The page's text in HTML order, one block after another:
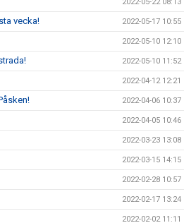
vecka! 2022-05-17 10:55
2022-05-10 12:10
2022-05-10 11:52
2022-04-12 12:21
2022-04-06 10:37
2022-04-05 10:46
2022-03-23 13:08
2022-03-15 14:15
2022-02-28 10:57
2022-02-17 13:24
2022-02-02 11:11